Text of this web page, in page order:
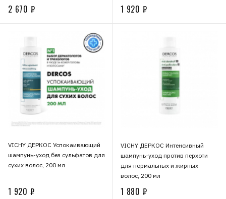
2 670 ₽ 1 920 ₽
VICHY ДЕРКОС Успокаивающий
шампунь-уход без сульфатов для
сухих волос, 200 мл
1 920 ₽
VICHY ДЕРКОС Интенсивный
шампунь-уход против перхоти
для нормальных и жирных
волос, 200 мл
1 880 ₽